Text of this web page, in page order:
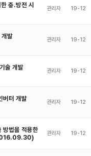
충.방전 시
관리자 19-12
발
관리자 19-12
술 개발
관리자 19-12
버터 개발
관리자 19-12
방법을 적용한
관리자 19-12